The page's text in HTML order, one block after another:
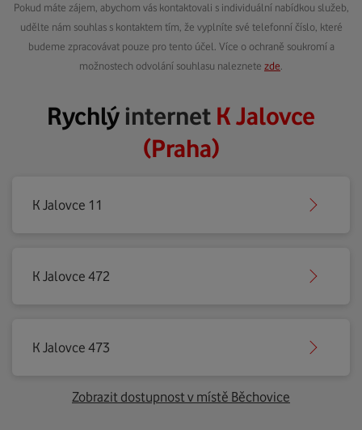
Pokud máte zájem, abychom vás kontaktovali s individuální nabídkou služeb,
udělte nám souhlas s kontaktem tím, že vyplníte své telefonní číslo, které
budeme zpracovávat pouze pro tento účel. Více o ochraně soukromí a
možnostech odvolání souhlasu naleznete zde
Rychlýinternet K Jalovce
(Praha)
K Jalovce 11
K Jalovce 472
K Jalovce 473
Zobrazit dostupnost v místě Běchovice